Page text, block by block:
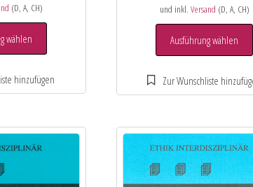
(D, A, CH)
wählen
und inkl. Versand (D, A, CH)
Ausführung wählen